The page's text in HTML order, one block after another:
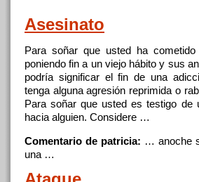
Asesinato
Para soñar queusted ha
poniendo fin a un viejo hábito y sus
podría significar el fin de una
tenga alguna agresión reprimida o
Parasoñar que usted es testigo de
hacia alguien. Considere …
Comentario de patricia: … anoche
una …